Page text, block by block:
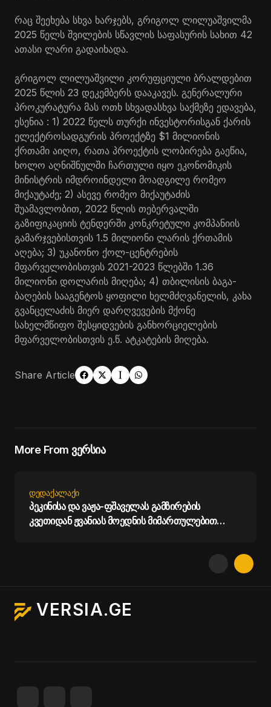
რაც შეეხება სხვა ხარჯებს, გრიგოლ ლილუაშვილმა
2025 წელს შვილების სწავლის საფასურის სახით 42
ათასი ლარი გადაიხადა.
გრიგოლ ლილუაშვილი კორუფციული ბრალდებით
2025 წლის 23 დეკემბერს დააკავეს. გენერალური
პროკურატურა მას ოთხ სხვადასხვა საქმეზე ედავება,
ესენია : 1) 2022 წელს თურქი ინვესტორისგან ქარის
ელექტროსადგურის პროექტზე $1 მილიონის
ქრთამი აიღო, რათა პროექტის ლობირება გაეწია,
ხოლო აღნიშნულში ჩართული იყო ეკონომიკის
მინისტრის იმდროინდელი მოადგილე რომეო
მიქაუტაძე; 2) ასევე რომეო მიქაუტაძის
შუამავლობით, 2022 წლის თებერვალში
გაზიფიკაციის ტენდერში კონკრეტული კომპანიის
გამარჯვებისთვის 1.5 მილიონი ლარის ქრთამის
აღება; 3) უკანონო ქოლ-ცენტრების
მფარველობისთვის 2021-2023 წლებში 1.36
მილიონი დოლარის მიღება; 4) თბილისის ბაგა-
ბაღების სააგენტოს ყოფილი ხელმძღვანელის, კახა
გვანცელაძის მიერ დარღვევების მქონე
სახელმწიფო შესყიდვების განხორციელების
მფარველობისთვის ე.წ. ატკატების მიღება.
Share Article
More From ვერსია
ᲓᲔᲓᲐᲥᲐᲚᲐᲥᲘ
პეკინისა და ვაჟა-ფშაველას გამზირების
კვეთიდან ჟვანიას მოედნის მიმართულებით
VERSIA.GE